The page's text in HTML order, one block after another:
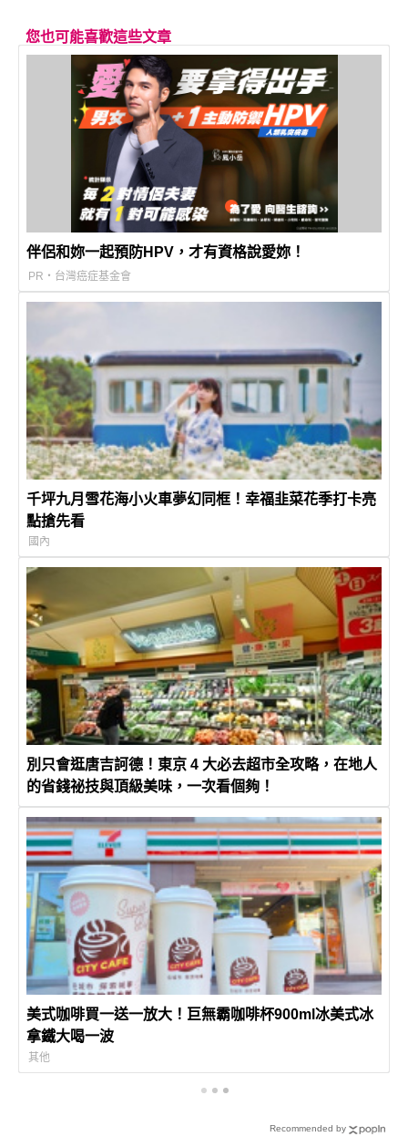
您也可能喜歡這些文章
伴侶和妳一起預防HPV，才有資格說愛妳！
PR・台灣癌症基金會
千坪九月雪花海小火車夢幻同框！幸福韭菜花季打卡亮
點搶先看
國內
別只會逛唐吉訶德！東京 4 大必去超市全攻略，在地人
的省錢祕技與頂級美味，一次看個夠！
美式咖啡買一送一放大！巨無霸咖啡杯900ml冰美式冰
拿鐵大喝一波
其他
Recommended by